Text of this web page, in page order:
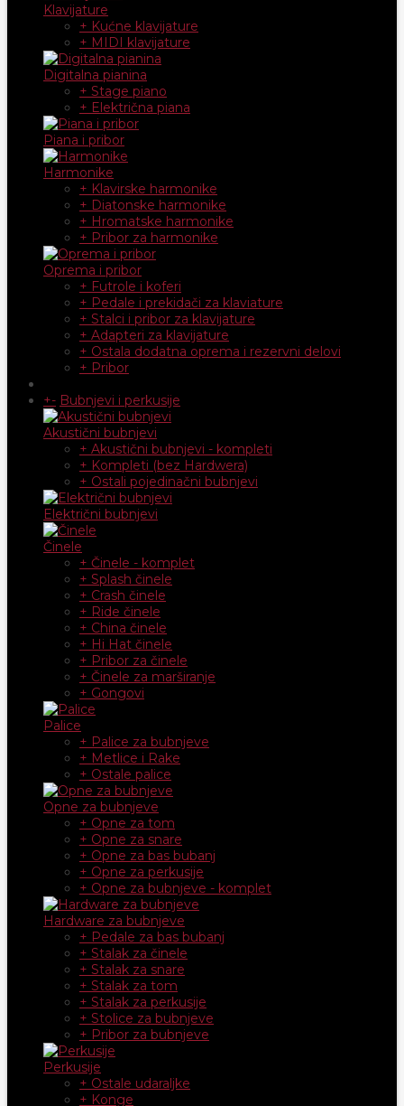
Klavijature
+ Kućne klavijature
+ MIDI klavijature
Digitalna pianina
+ Stage piano
+ Električna piana
Piana i pribor
Harmonike
+ Klavirske harmonike
+ Diatonske harmonike
+ Hromatske harmonike
+ Pribor za harmonike
Oprema i pribor
+ Futrole i koferi
+ Pedale i prekidači za klaviature
+ Stalci i pribor za klavijature
+ Adapteri za klavijature
+ Ostala dodatna oprema i rezervni delovi
+ Pribor
+- Bubnjevi i perkusije
Akustični bubnjevi
+ Akustični bubnjevi - kompleti
+ Kompleti (bez Hardwera)
+ Ostali pojedinačni bubnjevi
Električni bubnjevi
Činele
+ Činele - komplet
+ Splash činele
+ Crash činele
+ Ride činele
+ China činele
+ Hi Hat činele
+ Pribor za činele
+ Činele za marširanje
+ Gongovi
Palice
+ Palice za bubnjeve
+ Metlice i Rake
+ Ostale palice
Opne za bubnjeve
+ Opne za tom
+ Opne za snare
+ Opne za bas bubanj
+ Opne za perkusije
+ Opne za bubnjeve - komplet
Hardware za bubnjeve
+ Pedale za bas bubanj
+ Stalak za činele
+ Stalak za snare
+ Stalak za tom
+ Stalak za perkusije
+ Stolice za bubnjeve
+ Pribor za bubnjeve
Perkusije
+ Ostale udaraljke
+ Konge